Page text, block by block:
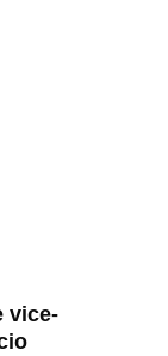
vice-